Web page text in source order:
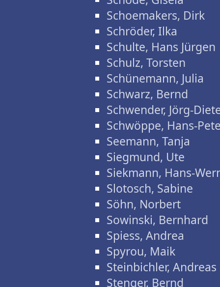
Schoemakers, Dirk
Schröder, Ilka
Schulte, Hans Jürgen
Schulz, Torsten
Schünemann, Julia
Schwarz, Bernd
Schwender, Jörg-
Schwöppe, Hans-
Seemann, Tanja
Siegmund, Ute
Siekmann, Hans-
Slotosch, Sabine
Söhn, Norbert
Sowinski, Bernhard
Spiess, Andrea
Spyrou, Maik
Steinbichler, Andreas
Stenger, Bernd